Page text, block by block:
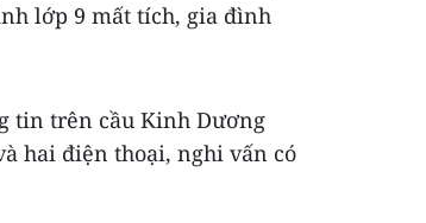
lớp 9 mất tích, gia đình
tin trên cầu Kinh Dương
hai điện thoại, nghi vấn có